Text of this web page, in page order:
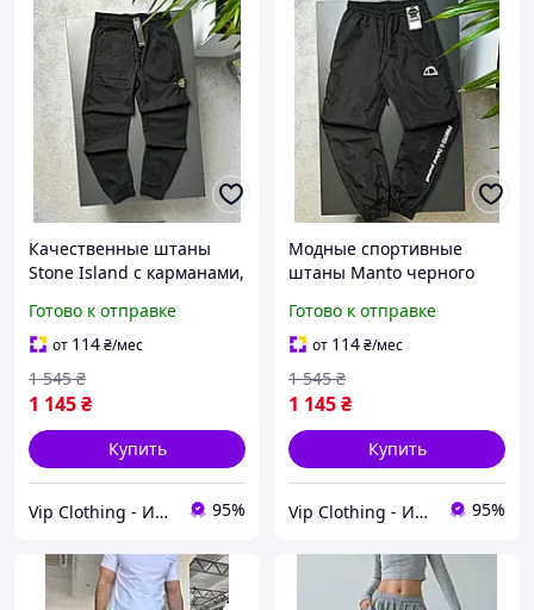
Качественные штаны
Stone Island с карманами,
штаны Стон Айленд для
мужчин, Свободные
брюки черного цвета
Готово к отправке
от 114₴/мес
1 145₴
1 545 ₴
Купить
Vip Clothing - Интернет магазин брендовой одежды 95%
Модные спортивные
штаны Manto черного
штаны Манто для
мужчин, Повседневные
молодежные брюки с
карманами
Готово к отправке
от 114₴/мес
1 145₴
1 545 ₴
Купить
Vip Clothing - Интернет магазин брендовой одежды 95%